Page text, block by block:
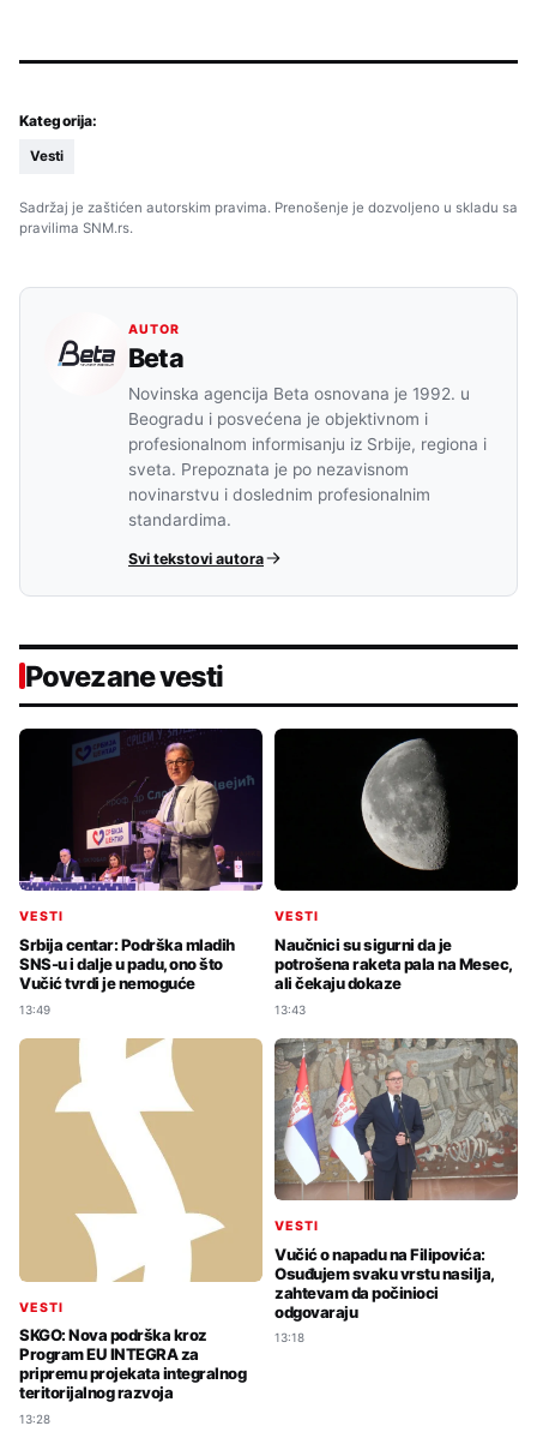
Kategorija:
Vesti
Sadržaj je zaštićen autorskim pravima. Prenošenje je dozvoljeno u skladu sa
pravilima SNM.rs.
AUTOR
Beta
Novinska agencija Beta osnovana je 1992. u
Beogradu i posvećena je objektivnom i
profesionalnom informisanju iz Srbije, regiona i
sveta. Prepoznata je po nezavisnom
novinarstvu i doslednim profesionalnim
standardima.
Svi tekstovi autora
Povezane vesti
VESTI
Srbija centar: Podrška mladih
SNS-u i dalje u padu, ono što
Vučić tvrdi je nemoguće
13:49
VESTI
Naučnici su sigurni da je
potrošena raketa pala na Mesec,
ali čekaju dokaze
13:43
VESTI
SKGO: Nova podrška kroz
Program EU INTEGRA za
pripremu projekata integralnog
teritorijalnog razvoja
13:28
VESTI
Vučić o napadu na Filipovića:
Osuđujem svaku vrstu nasilja,
zahtevam da počinioci
odgovaraju
13:18